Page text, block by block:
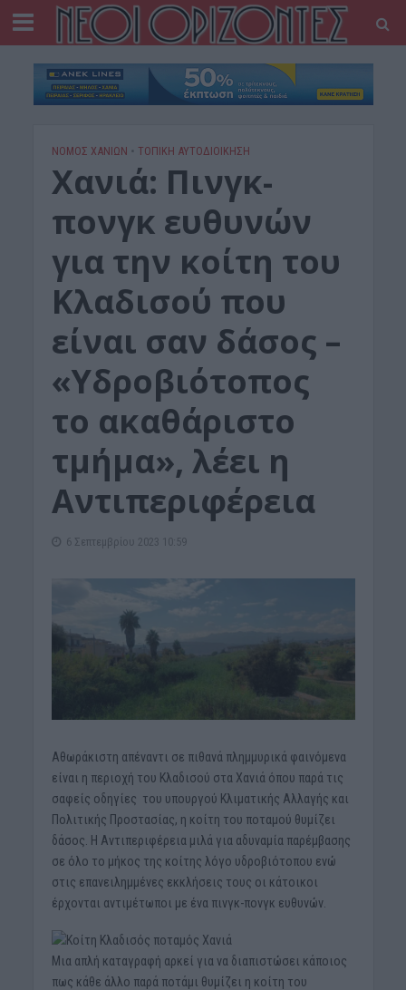
ΝΟΜΌΣ ΧΑΝΊΩΝ • ΤΟΠΙΚΗ ΑΥΤΟΔΙΟΙΚΗΣΗ
Χανιά: Πινγκ-
πονγκ ευθυνών
για την κοίτη του
Κλαδισού που
είναι σαν δάσος –
«Υδροβιότοπος
το ακαθάριστο
τμήμα», λέει η
Αντιπεριφέρεια
6 Σεπτεμβρίου 2023 10:59
Αθωράκιστη απέναντι σε πιθανά πλημμυρικά φαινόμενα
είναι η περιοχή του Κλαδισού στα Χανιά όπου παρά τις
σαφείς οδηγίες του υπουργού Κλιματικής Αλλαγής και
Πολιτικής Προστασίας, η κοίτη του ποταμού θυμίζει
δάσος. Η Αντιπεριφέρεια μιλά για αδυναμία παρέμβασης
σε όλο το μήκος της κοίτης λόγο υδροβιότοπου ενώ
στις επανειλημμένες εκκλήσεις τους οι κάτοικοι
έρχονται αντιμέτωποι με ένα πινγκ-πονγκ ευθυνών.
Μια απλή καταγραφή αρκεί για να διαπιστώσει κάποιος
πως κάθε άλλο παρά ποτάμι θυμίζει η κοίτη του